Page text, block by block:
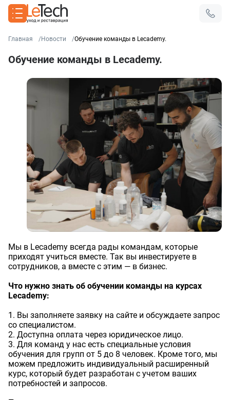
Главная Новости Обучение команды в Lecademy.
Обучение команды в Lecademy.
Мы в Lecademy всегда рады командам, которые
приходят учиться вместе. Так вы инвестируете в
сотрудников, а вместе с этим — в бизнес.
Что нужно знать об обучении команды на курсах
Lecademy:
1. Вы заполняете заявку на сайте и обсуждаете запрос
со специалистом.
2. Доступна оплата через юридическое лицо.
3. Для команд у нас есть специальные условия
обучения для групп от 5 до 8 человек. Кроме того, мы
можем предложить индивидуальный расширенный
курс, который будет разработан с учетом ваших
потребностей и запросов.
Заказать звонок
Ваше имя
Данные формы отправлены
Купить в 1 клик
Оставьте заявку, и наш менеджер свяжется с вами в
ближайшее время
Данные формы отправлены
Оставить заявку
Ваше имя
Данные формы отправлены
Оставить заявку
Ваше имя
Данные формы отправлены